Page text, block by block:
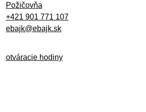
Požičovňa
+421 901 771 107
ebajk@ebajk.sk
otváracie hodiny